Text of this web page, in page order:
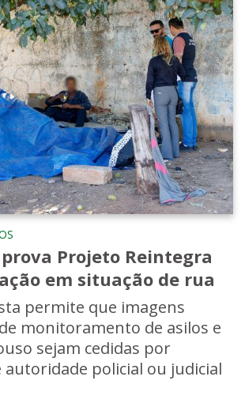
Projeto Reintegra
em situação de rua
permite que imagens
monitoramento de asilos e
sejam cedidas por
autoridade policial ou judicial